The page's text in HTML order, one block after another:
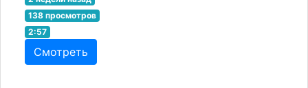
138 просмотров
2:57
Смотреть